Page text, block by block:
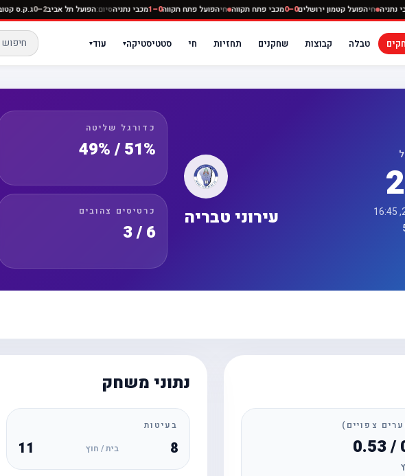
0–0 מכבי נתניה חיהפועל קטמון ירושלים0–0 מכבי פתח תקווה חיהפועל פתח תקווה0–1 מכבי נתניהסיום:הפועל תל אביב2–0
טבלה קבוצות שחקנים תחזיות חי סטטיסטיקה▾ עוד▾
עירוני טבריה
כדורגל שליטה
51% / 49%
כרטיסים צהובים
6 / 3
נתוני משחק
בעיטות
8 בית / חוץ 11